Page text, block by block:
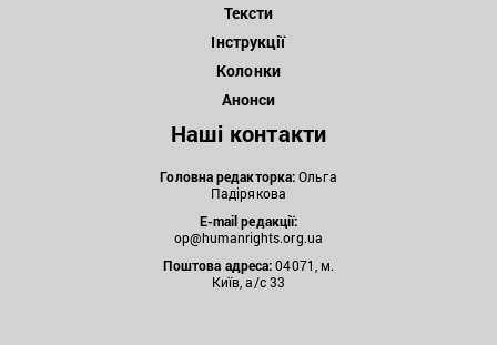
Тексти
Інструкції
Колонки
Анонси
Наші контакти
Головна редакторка:Ольга
Падірякова
E-mail редакції:
op@humanrights.org.ua
Поштова адреса:04071, м.
Київ, а/с 33